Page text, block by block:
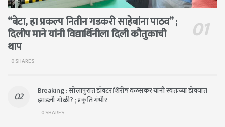
“बेटा, हा प्रकल्प नितीन गडकरी साहेबांना पाठव” ;
दिलीप माने यांनी विद्यार्थिनीला दिली कौतुकाची
थाप
0 SHARES
Breaking : सोलापुरात डॉक्टर शिरीष वळसंकर यांनी स्वतःच्या डोक्यात
झाडली गोळी? ; प्रकृति गंभीर
0 SHARES